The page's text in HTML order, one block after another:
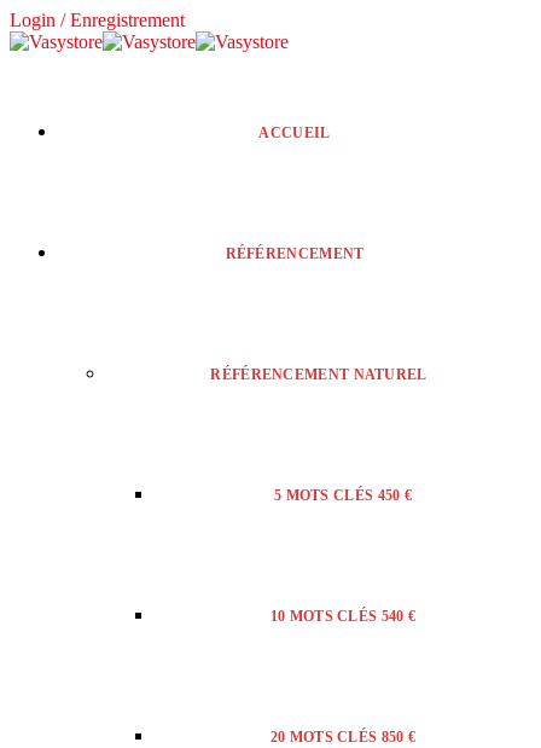
Login / Enregistrement
ACCUEIL
RÉFÉRENCEMENT
RÉFÉRENCEMENT NATUREL
5 MOTS CLÉS 450 €
10 MOTS CLÉS 540 €
20 MOTS CLÉS 850 €